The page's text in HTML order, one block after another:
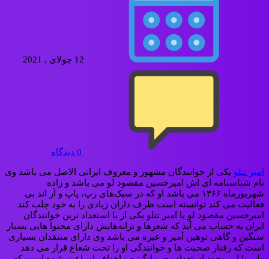
12 جولای , 2021
0 دیدگاه
امیر تتلو یکی از خوانندگان مشهور و معروف ایرانی‌ الاصل می‌ باشد وی
نام شناسنامه‌ ای اش امیرحسین مقصود لو می باشد و زاده
شهریورماه ۱۳۶۶ می‌ باشد او که در سبک‌های رپ، پاپ و آر اند بی
فعالیت می‌ کند توانسته‌ است طرف‌ داران زیادی را به خود جلب کند
امیرحسین مقصود لو یا امیر تتلو یکی از با استعداد ترین خوانندگان
ایران به حساب می‌ آید که شعرها و ترانه‌هایش دارای محتوا هایی بسیار
سنگین و گاهی توهین‌ آمیز و غیره می‌ باشد وی دارای منتقدان بسیاری
است که رفتار صحبت‌ ها و خوانندگی او را تحت شعاع قرار می‌ دهد